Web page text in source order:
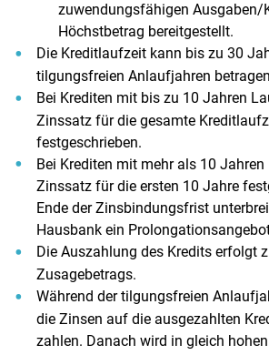
zuwendungsfähigen Ausgaben/
Höchstbetrag bereitgestellt.
Die Kreditlaufzeit kann bis zu 30
tilgungsfreien Anlaufjahren
Bei Krediten mit bis zu 10 Jahren
Zinssatz für die gesamte
festgeschrieben.
Bei Krediten mit mehr als 10
Zinssatz für die ersten 10 Jahre
Ende der Zinsbindungsfrist
Hausbank ein
Die Auszahlung des Kredits erfolgt
Zusagebetrags.
Während der tilgungsfreien
die Zinsen auf die ausgezahlten
zahlen. Danach wird in gleich